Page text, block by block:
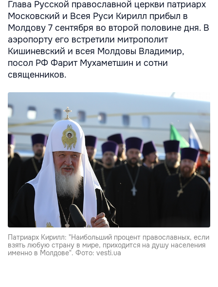
Глава Русской православной церкви патриарх
Московский и Всея Руси Кирилл прибыл в
Молдову 7 сентября во второй половине дня. В
аэропорту его встретили митрополит
Кишиневский и всея Молдовы Владимир,
посол РФ Фарит Мухаметшин и сотни
священников.
Патриарх Кирилл: "Наибольший процент православных, если
взять любую страну в мире, приходится на душу населения
именно в Молдове". Фото: vesti.ua